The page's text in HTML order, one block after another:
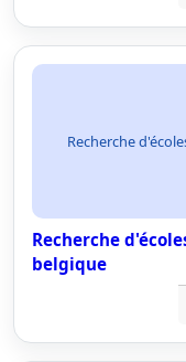
Recherche
Recherche
belgique